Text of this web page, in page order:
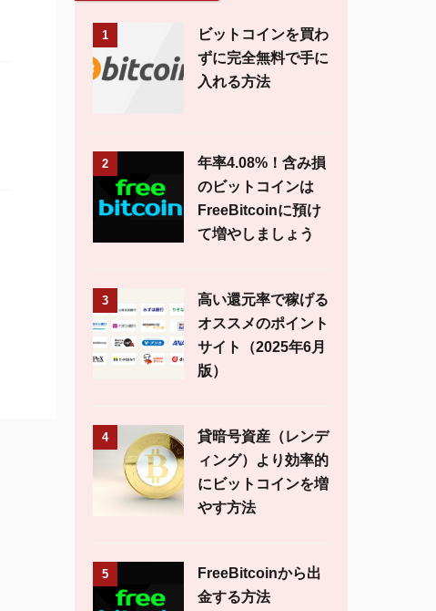
1
ビットコインを買わ
ずに完全無料で手に
入れる方法
2
年率4.08%！含み損
のビットコインは
FreeBitcoinに預け
て増やしましょう
3
高い還元率で稼げる
オススメのポイント
サイト（2025年6月
版）
4
貸暗号資産（レンデ
ィング）より効率的
にビットコインを増
やす方法
5
FreeBitcoinから出
金する方法